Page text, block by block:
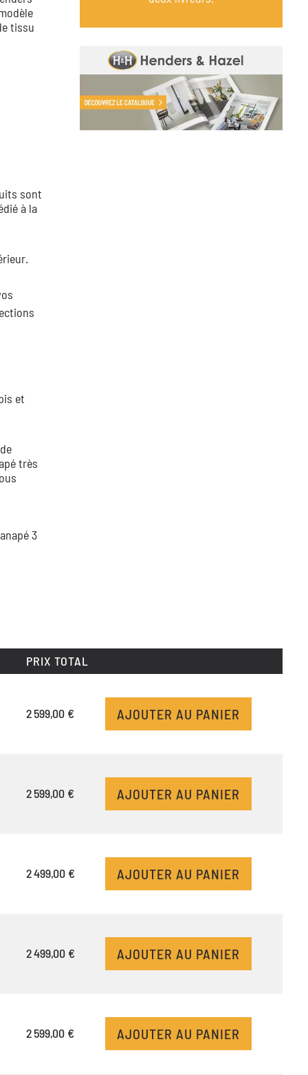
tissu
sont
à la
et
très
3
Tissu Toba Pebble
Tissu Vito Burgundy Red
Tissu Vito Vert
Tissu Vito Gris
Tissu Vito Gold
Tissu Vito Pebble
PRIX TOTAL
2 599,00 € AJOUTER AU PANIER
2 599,00 € AJOUTER AU PANIER
2 499,00 € AJOUTER AU PANIER
2 499,00 € AJOUTER AU PANIER
2 599,00 € AJOUTER AU PANIER